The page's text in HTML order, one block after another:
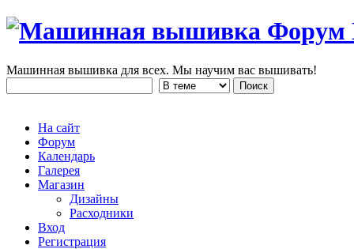
Машинная вышивка для всех. Мы научим вас вышивать!
На сайт
Форум
Календарь
Галерея
Магазин
Дизайны
Расходники
Вход
Регистрация